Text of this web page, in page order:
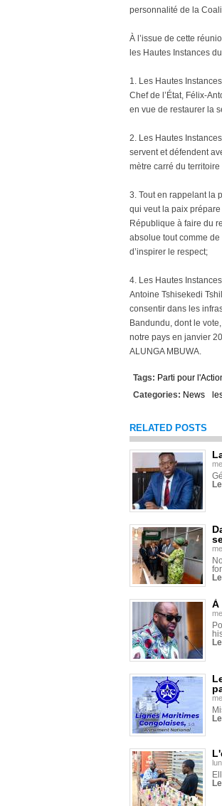
personnalité de la
À l’issue de cette
les Hautes Instances
1. Les Hautes
Chef de l’État, Félix-
en vue de restaurer la
2. Les Hautes
servent et défendent
mètre carré du
3. Tout en rappelant la
qui veut la paix
République à faire du
absolue tout comme
d’inspirer le respect;
4. Les Hautes
Antoine Tshisekedi
consentir dans les
Bandundu, dont le
notre pays en janvier
ALUNGA MBUWA.
Tags: Parti pour
Categories: News
RELATED POSTS
À